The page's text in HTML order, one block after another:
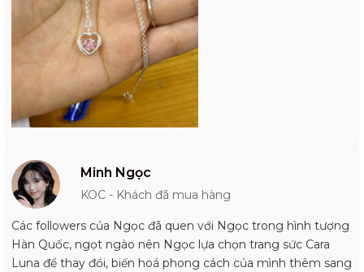
Minh Ngọc
KOC - Khách đã mua hàng
Các followers của Ngọc đã quen với Ngọc trong hình tượng
Hàn Quốc, ngọt ngào nên Ngọc lựa chọn trang sức Cara
Luna để thay đổi, biến hoá phong cách của mình thêm sang